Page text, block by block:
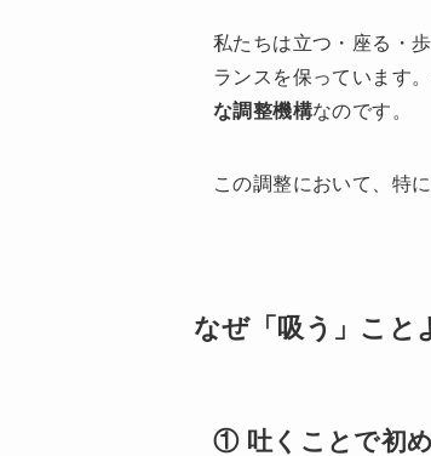
私たちは立つ・座る・
ランスを保っています
な調整機構なのです。
この調整において、特
なぜ「吸う」こと
① 吐くことで初